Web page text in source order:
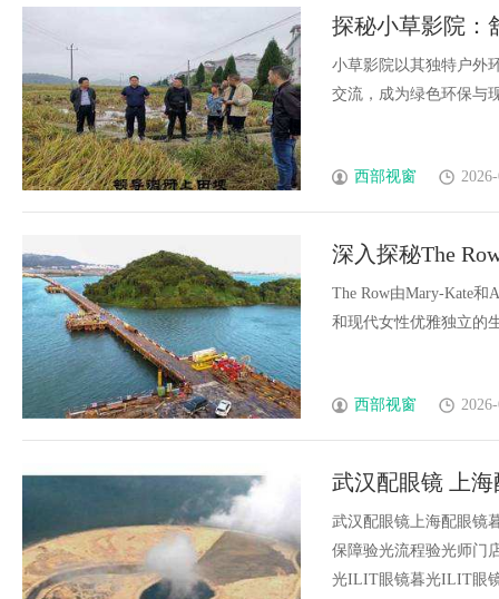
探秘小草影院：
小草影院以其独特户外
交流，成为绿色环保与
西部视窗
深入探秘The
The Row由Mary-Kate和
和现代女性优雅独立的
西部视窗
武汉配眼镜 上
武汉配眼镜上海配眼镜
保障验光流程验光师门
光ILIT眼镜暮光ILIT眼